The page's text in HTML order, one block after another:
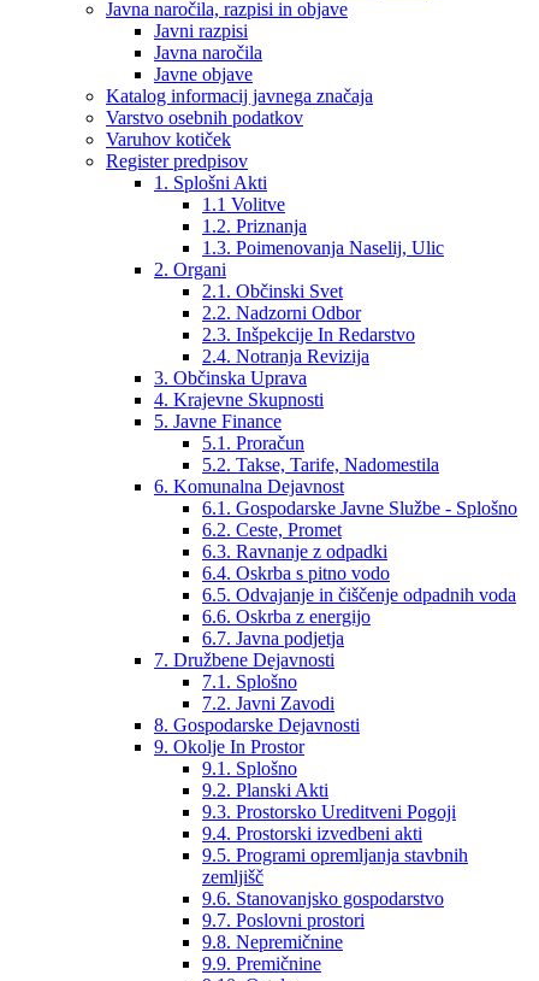
Javna naročila, razpisi in objave
Javni razpisi
Javna naročila
Javne objave
Katalog informacij javnega značaja
Varstvo osebnih podatkov
Varuhov kotiček
Register predpisov
1. Splošni Akti
1.1 Volitve
1.2. Priznanja
1.3. Poimenovanja Naselij, Ulic
2. Organi
2.1. Občinski Svet
2.2. Nadzorni Odbor
2.3. Inšpekcije In Redarstvo
2.4. Notranja Revizija
3. Občinska Uprava
4. Krajevne Skupnosti
5. Javne Finance
5.1. Proračun
5.2. Takse, Tarife, Nadomestila
6. Komunalna Dejavnost
6.1. Gospodarske Javne Službe - Splošno
6.2. Ceste, Promet
6.3. Ravnanje z odpadki
6.4. Oskrba s pitno vodo
6.5. Odvajanje in čiščenje odpadnih voda
6.6. Oskrba z energijo
6.7. Javna podjetja
7. Družbene Dejavnosti
7.1. Splošno
7.2. Javni Zavodi
8. Gospodarske Dejavnosti
9. Okolje In Prostor
9.1. Splošno
9.2. Planski Akti
9.3. Prostorsko Ureditveni Pogoji
9.4. Prostorski izvedbeni akti
9.5. Programi opremljanja stavbnih
zemljišč
9.6. Stanovanjsko gospodarstvo
9.7. Poslovni prostori
9.8. Nepremičnine
9.9. Premičnine